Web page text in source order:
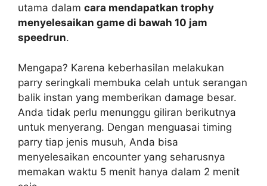
utama dalam cara mendapatkan trophy
menyelesaikan game di bawah 10 jam
speedrun.
Mengapa? Karena keberhasilan melakukan
parry seringkali membuka celah untuk serangan
balik instan yang memberikan damage besar.
Anda tidak perlu menunggu giliran berikutnya
untuk menyerang. Dengan menguasai timing
parry tiap jenis musuh, Anda bisa
menyelesaikan encounter yang seharusnya
memakan waktu 5 menit hanya dalam 2 menit